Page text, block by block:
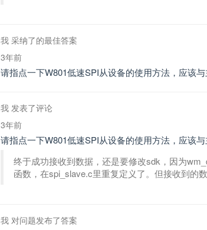
我 采纳了的最佳答案
3年前
请指点一下W801低速SPI从设备的使用方法，应该
我 发表了评论
3年前
请指点一下W801低速SPI从设备的使用方法，应该
终于成功接收到数据，还是要修改sdk，因为
函数，在spi_slave.c里重复定义了。但接收到的
我 对问题发布了答案